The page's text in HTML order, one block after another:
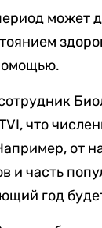
может
что
от
и часть
год